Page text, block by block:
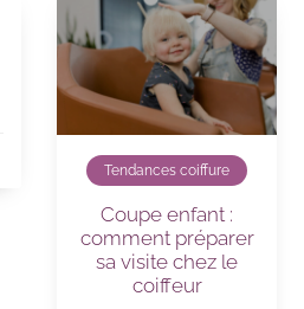
Tendances coiffure
Coupe enfant :
comment préparer
sa visite chez le
coiffeur